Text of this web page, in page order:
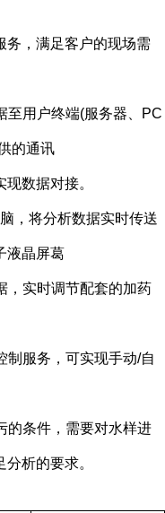
务，满足客户的现场需
至用户终端(服务器、 PC
的通讯
数据对接。
，将分析数据实时传送
液晶屏葛
，实时调节配套的加药
制服务，可实现手动/自
的条件，需要对水样进
析的要求。